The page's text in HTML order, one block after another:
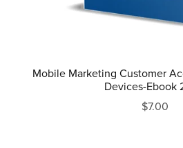
Mobile Marketing Customer
Devices-Ebook
$7.00